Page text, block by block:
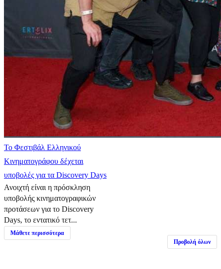
Το Φεστιβάλ Ελληνικού
Κινηματογράφου δέχεται
υποβολές για τα Discovery Days
Ανοιχτή είναι η πρόσκληση
υποβολής κινηματογραφικών
προτάσεων για το Discovery
Days, το εντατικό τετ...
Μάθετε περισσότερα
Προβολή όλων